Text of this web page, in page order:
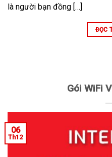
là người bạn đồng […]
ĐỌC
Gói WiFi
06
Th12